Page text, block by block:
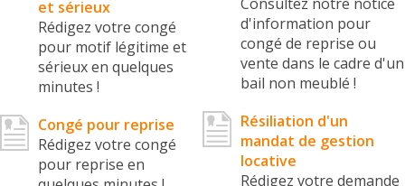
et sérieux
Rédigez votre congé
pour motif légitime et
sérieux en quelques
minutes !
Congé pour reprise
Rédigez votre congé
pour reprise en
d'information pour
congé de reprise ou
vente dans le cadre d'un
bail non meublé !
Résiliation d'un
mandat de gestion
locative
Rédigez votre demande